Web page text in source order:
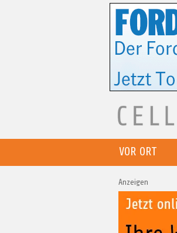
VOR ORT
Anzeigen